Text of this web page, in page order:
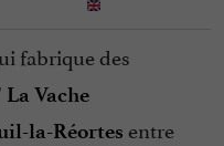
fabrique des
Vache
la-Réortes entre